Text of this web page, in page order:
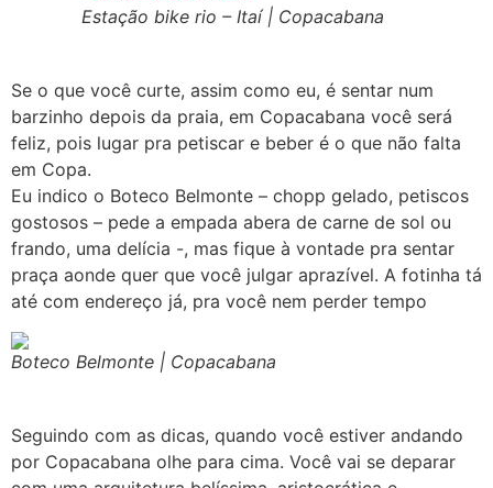
Estação bike rio – Itaí | Copacabana
Se o que você curte, assim como eu, é sentar num
barzinho depois da praia, em Copacabana você será
feliz, pois lugar pra petiscar e beber é o que não falta
em Copa.
Eu indico o Boteco Belmonte – chopp gelado, petiscos
gostosos – pede a empada abera de carne de sol ou
frando, uma delícia -, mas fique à vontade pra sentar
praça aonde quer que você julgar aprazível. A fotinha tá
até com endereço já, pra você nem perder tempo
Boteco Belmonte | Copacabana
Seguindo com as dicas, quando você estiver andando
por Copacabana olhe para cima. Você vai se deparar